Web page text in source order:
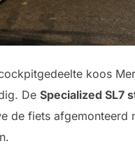
koos
De Specialized SL7
de fiets afgemonteerd